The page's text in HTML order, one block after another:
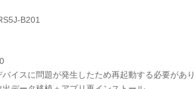
B201
スに問題が発生したため再起動する必要があり